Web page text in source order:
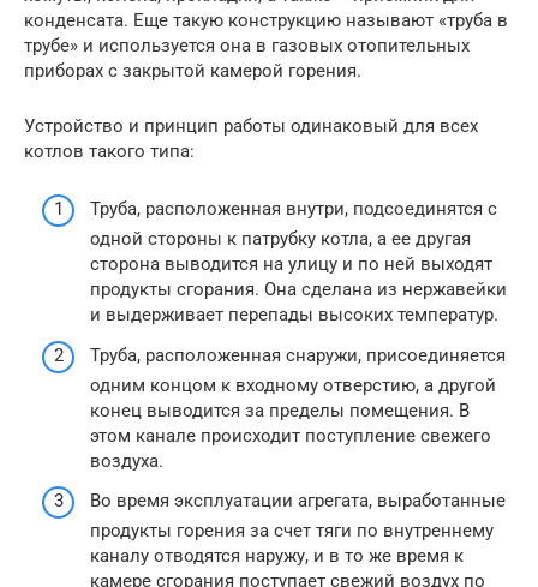
конденсата. Еще такую конструкцию называют «труба в
трубе» и используется она в газовых отопительных
приборах с закрытой камерой горения.
Устройство и принцип работы одинаковый для всех
котлов такого типа:
Труба, расположенная внутри, подсоединятся с
одной стороны к патрубку котла, а ее другая
сторона выводится на улицу и по ней выходят
продукты сгорания. Она сделана из нержавейки
и выдерживает перепады высоких температур.
Труба, расположенная снаружи, присоединяется
одним концом к входному отверстию, а другой
конец выводится за пределы помещения. В
этом канале происходит поступление свежего
воздуха.
Во время эксплуатации агрегата, выработанные
продукты горения за счет тяги по внутреннему
каналу отводятся наружу, и в то же время к
камере сгорания поступает свежий воздух по